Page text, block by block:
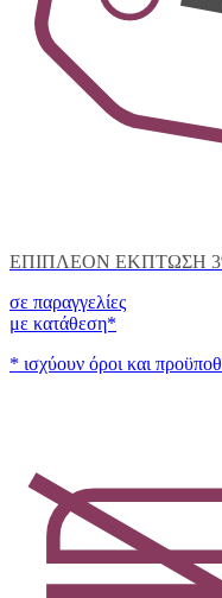
ΕΠΙΠΛΕΟΝ ΕΚΠΤΩΣΗ
σε παραγγελίες
με κατάθεση*
* ισχύουν όροι και